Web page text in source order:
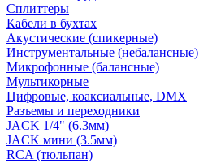
Сплиттеры
Кабели в бухтах
Акустические (спикерные)
Инструментальные (небалансные)
Микрофонные (балансные)
Мультикорные
Цифровые, коаксиальные, DMX
Разъемы и переходники
JACK 1/4" (6.3мм)
JACK мини (3.5мм)
RCA (тюльпан)